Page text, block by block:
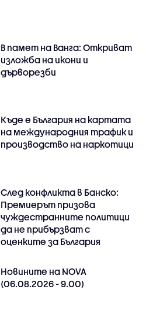
В памет на Ванга: Откриват
изложба на икони и
дърворезби
Къде е България на картата
на международния трафик и
производство на наркотици
След конфликта в Банско:
Премиерът призова
чуждестранните политици
да не прибързват с
оценките за България
Новините на NOVA
(06.08.2026 - 9.00)